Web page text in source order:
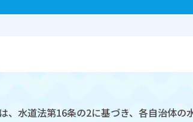
、水道法第16条の2に基づき、各自治体の